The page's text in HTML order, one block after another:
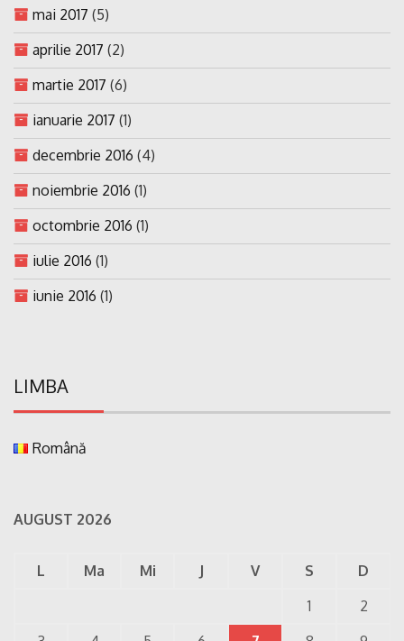
mai 2017 (5)
aprilie 2017 (2)
martie 2017 (6)
ianuarie 2017 (1)
decembrie 2016 (4)
noiembrie 2016 (1)
octombrie 2016 (1)
iulie 2016 (1)
iunie 2016 (1)
LIMBA
Română
AUGUST 2026
L Ma Mi J V S
D
1
2